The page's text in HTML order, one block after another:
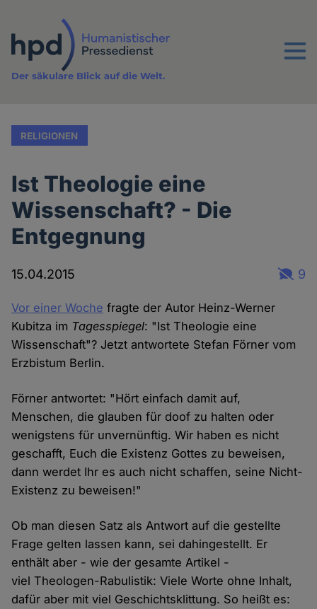
Inhalt
Menu
Der säkulare Blick auf die Welt.
RELIGIONEN
Ist Theologie eine
Wissenschaft? - Die
Entgegnung
15.04.2015 9
Vor einer Woche fragte der Autor Heinz-Werner
Kubitza im Tagesspiegel: "Ist Theologie eine
Wissenschaft"? Jetzt antwortete Stefan Förner vom
Erzbistum Berlin.
Förner antwortet: "Hört einfach damit auf,
Menschen, die glauben für doof zu halten oder
wenigstens für unvernünftig. Wir haben es nicht
geschafft, Euch die Existenz Gottes zu beweisen,
dann werdet Ihr es auch nicht schaffen, seine Nicht-
Existenz zu beweisen!"
Ob man diesen Satz als Antwort auf die gestellte
Frage gelten lassen kann, sei dahingestellt. Er
enthält aber - wie der gesamte Artikel -
viel Theologen-Rabulistik: Viele Worte ohne Inhalt,
dafür aber mit viel Geschichtsklittung. So heißt es: